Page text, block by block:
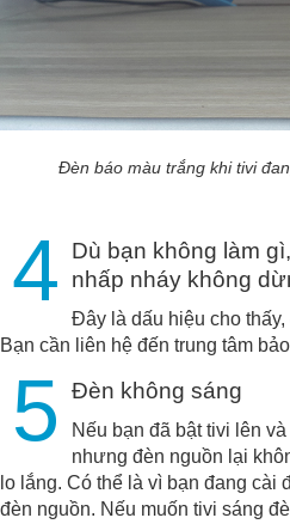
Đèn báo màu trắng khi tivi
4
Dù bạn không làm
nhấp nháy không
Đây là dấu hiệu cho thấy,
Bạn cần liên hệ đến trung tâm
5 Đèn không sáng
Nếu bạn đã bật tivi lên
nhưng đèn nguồn lại
lo lắng. Có thể là vì bạn đang cài
đèn nguồn. Nếu muốn tivi sáng